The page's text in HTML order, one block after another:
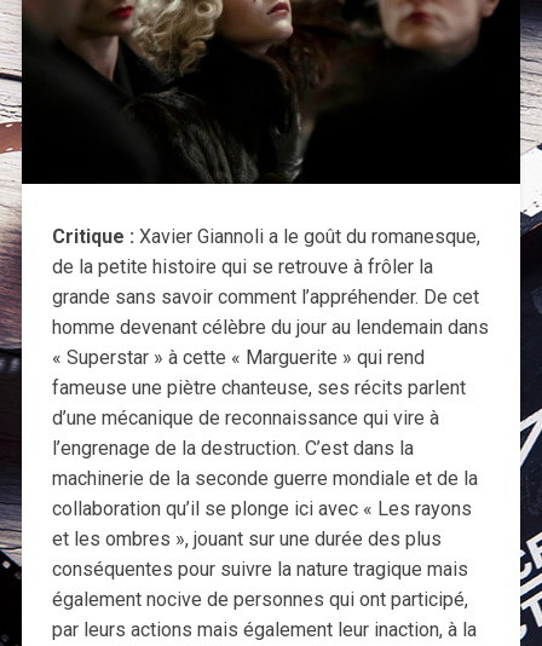
Critique : Xavier Giannoli a le goût du romanesque,
de la petite histoire qui se retrouve à frôler la
grande sans savoir comment l’appréhender. De cet
homme devenant célèbre du jour au lendemain dans
« Superstar » à cette « Marguerite » qui rend
fameuse une piètre chanteuse, ses récits parlent
d’une mécanique de reconnaissance qui vire à
l’engrenage de la destruction. C’est dans la
machinerie de la seconde guerre mondiale et de la
collaboration qu’il se plonge ici avec « Les rayons
et les ombres », jouant sur une durée des plus
conséquentes pour suivre la nature tragique mais
également nocive de personnes qui ont participé,
par leurs actions mais également leur inaction, à la